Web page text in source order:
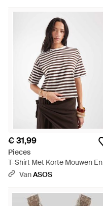
€ 31,99
Pieces
T-Shirt Met Korte Mouwen En
Zware Kwaliteit - Wit
VanASOS